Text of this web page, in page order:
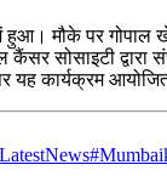
मौके पर गोपाल
सोसाइटी द्वारा
यह कार्यक्रम